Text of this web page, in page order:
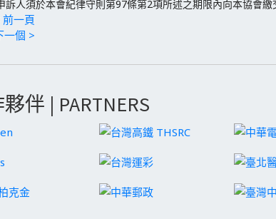
人須於本會紀律守則第97條第2項所述之期限內向本協會繳
前一頁
一個 >
伴 | PARTNERS